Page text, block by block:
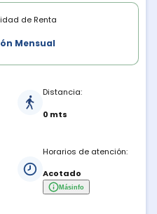
de Renta
Mensual
Distancia:
0 mts
Horarios de atención:
Acotado
Másinfo